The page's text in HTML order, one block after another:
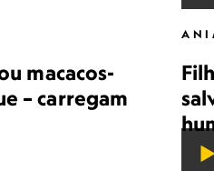
macacos-
– carregam